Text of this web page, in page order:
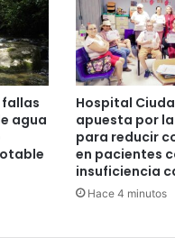
agua
Hospital
apuesta por
para reducir
en pacientes
insuficiencia
Hace 4 minutos